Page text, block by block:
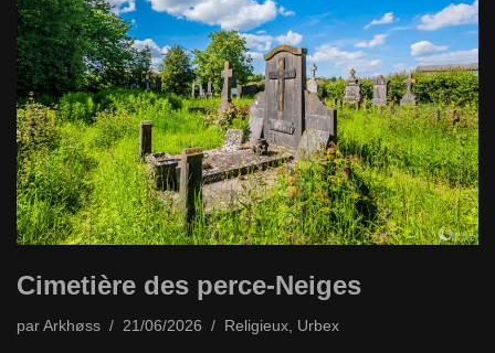
Cimetière des perce-Neiges
par Arkhøss 21/06/2026 Religieux Urbex